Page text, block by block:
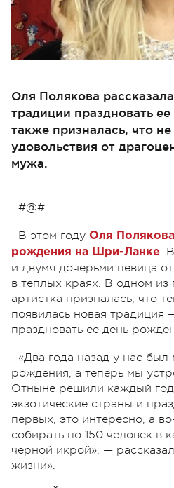
Оля Полякова
традиции праздновать
также призналась, что
удовольствия от
мужа.
#@#
В этом году Оля Полякова
рождения на Шри-Ланке.
и двумя дочерьми певица
в теплых краях. В одном из
артистка призналась, что
появилась новая традиция
праздновать ее день
«Два года назад у нас
рождения, а теперь мы
Отныне решили каждый год
экзотические страны и
первых, это интересно, а
собирать по 150 человек в
черной икрой», —
жизни».